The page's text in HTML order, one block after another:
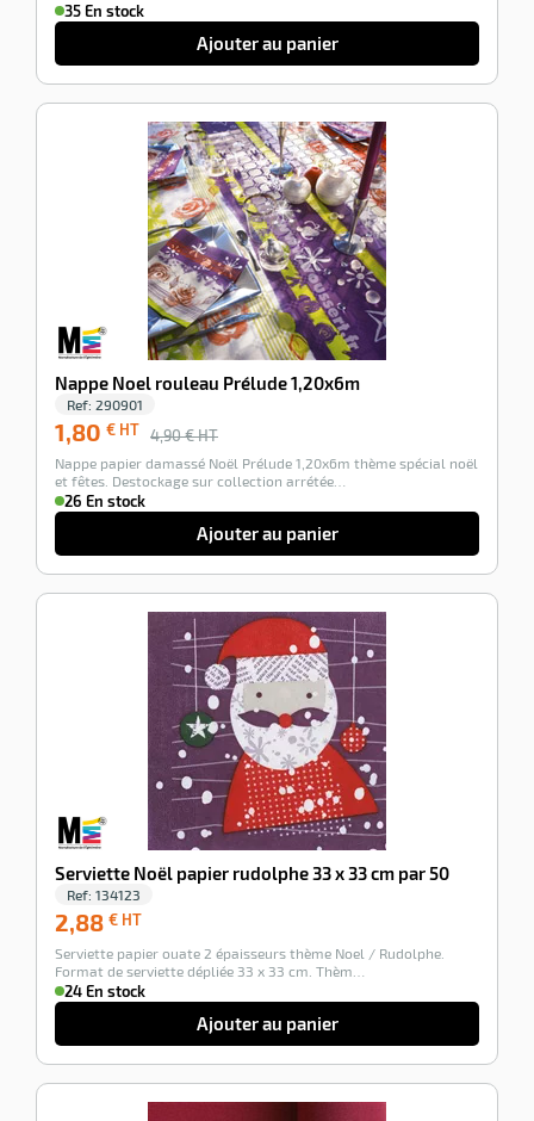
35 En stock
Ajouter au panier
Nappe Noel rouleau Prélude 1,20x6m
Ref: 290901
1,80 € HT 4,90 € HT
Nappe papier damassé Noël Prélude 1,20x6m thème spécial noël
et fêtes. Destockage sur collection arrétée…
26 En stock
Ajouter au panier
Serviette Noël papier rudolphe 33 x 33 cm par 50
Ref: 134123
2,88 € HT
HT
Serviette papier ouate 2 épaisseurs thème Noel / Rudolphe.
Format de serviette dépliée 33 x 33 cm. Thèm…
24 En stock
Ajouter au panier